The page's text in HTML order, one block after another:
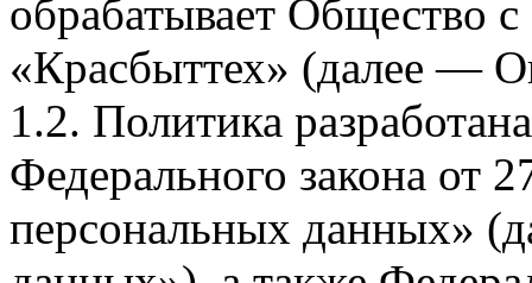
обрабатывает Общество
«Красбыттех» (далее —
1.2. Политика
Федерального закона
персональных данных»